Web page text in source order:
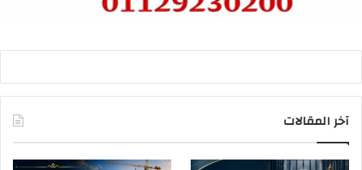
آخر المقالات